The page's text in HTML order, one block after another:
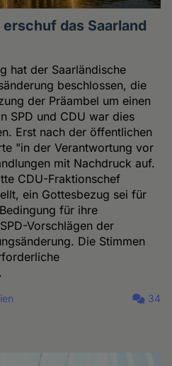
das Saarland
hat der Saarländische
beschlossen, die
der Präambel um einen
SPD und CDU war dies
Erst nach der öffentlichen
"in der Verantwortung vor
mit Nachdruck auf.
CDU-Fraktionschef
ein Gottesbezug sei für
für ihre
Vorschlägen der
Die Stimmen
34